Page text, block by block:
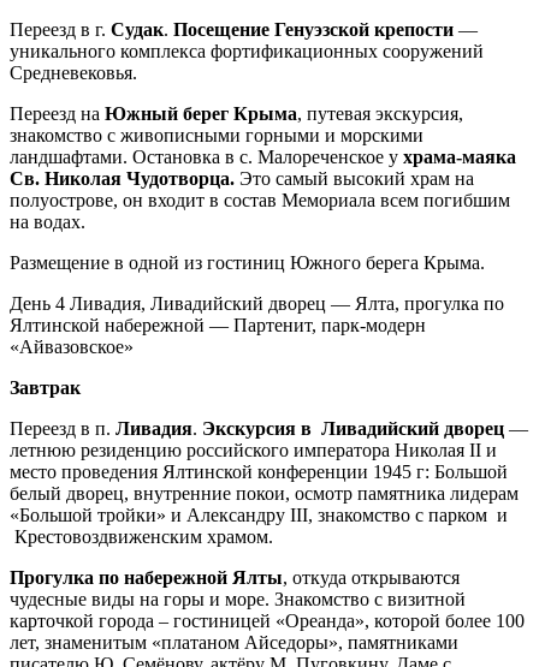
Переезд в г. Судак. Посещение Генуэзской крепости —
уникального комплекса фортификационных сооружений
Средневековья.
Переезд на Южный берег Крыма, путевая экскурсия,
знакомство с живописными горными и морскими
ландшафтами. Остановка в с. Малореченское у храма-маяка
Св. Николая Чудотворца. Это самый высокий храм на
полуострове, он входит в состав Мемориала всем погибшим
на водах.
Размещение в одной из гостиниц Южного берега Крыма.
День 4 Ливадия, Ливадийский дворец — Ялта, прогулка по
Ялтинской набережной — Партенит, парк-модерн
«Айвазовское»
Завтрак
Переезд в п. Ливадия. Экскурсия в Ливадийский дворец —
летнюю резиденцию российского императора Николая II и
место проведения Ялтинской конференции 1945 г: Большой
белый дворец, внутренние покои, осмотр памятника лидерам
«Большой тройки» и Александру III, знакомство с парком и
Крестовоздвиженским храмом.
Прогулка по набережной Ялты, откуда открываются
чудесные виды на горы и море. Знакомство с визитной
карточкой города – гостиницей «Ореанда», которой более 100
лет, знаменитым «платаном Айседоры», памятниками